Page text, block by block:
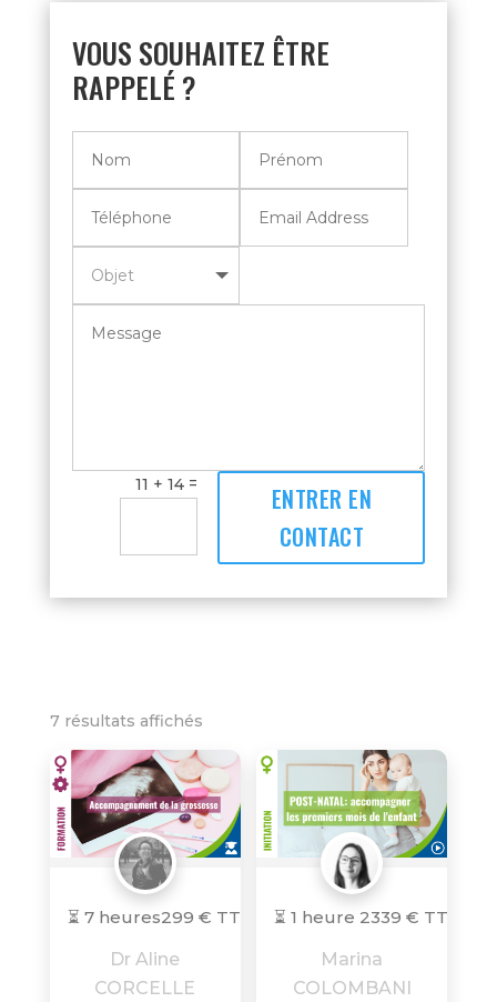
VOUS SOUHAITEZ ÊTRE
RAPPELÉ ?
11 + 14 =
ENTRER EN
CONTACT
7 résultats affichés
⏳ 7 heures299 € TTC
Dr Aline
CORCELLE
⏳ 1 heure 2339 € TTC
Marina
COLOMBANI